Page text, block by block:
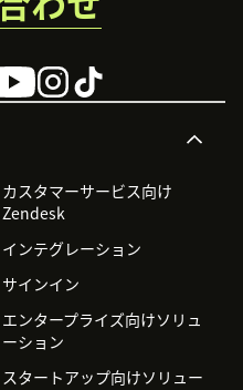
カスタマーサービス向け
Zendesk
インテグレーション
サインイン
エンタープライズ向けソリュ
ーション
スタートアップ向けソリュー